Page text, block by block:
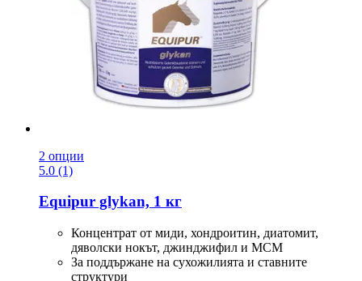
2 опции
5.0 (1)
Equipur glykan, 1 кг
Концентрат от миди, хондроитин, диатомит,
дяволски нокът, джинджифил и МСМ
За поддържане на сухожилията и ставните
структури